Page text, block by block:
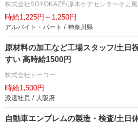
株式会社SOYOKAZE/厚木ケアセンターそよ風
時給1,225円～1,250円
アルバイト・パート / 神奈川県
原材料の加工など工場スタッフ/土
すい 高時給1500円
株式会社トーコー
時給1,500円
派遣社員 / 大阪府
自動車エンブレムの製造・検査/土日